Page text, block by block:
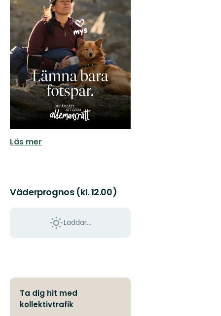
Läs mer
Väderprognos (kl. 12.00)
Laddar...
Ta dig hit med
kollektivtrafik